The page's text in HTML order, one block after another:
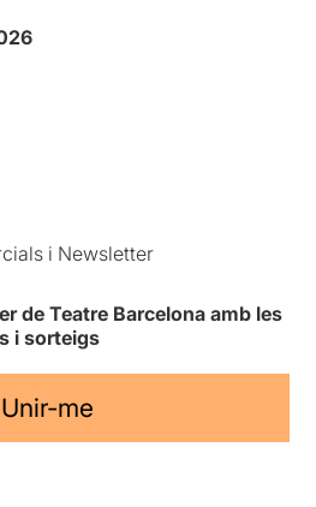
i Newsletter
de Teatre Barcelona amb les
i sorteigs
Unir-me